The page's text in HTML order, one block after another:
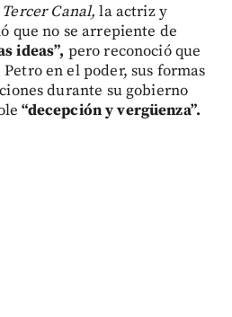
Tercer Canal, la actriz y
que no se arrepiente de
ideas”, pero reconoció que
en el poder, sus formas
durante su gobierno
“decepción y vergüenza”.